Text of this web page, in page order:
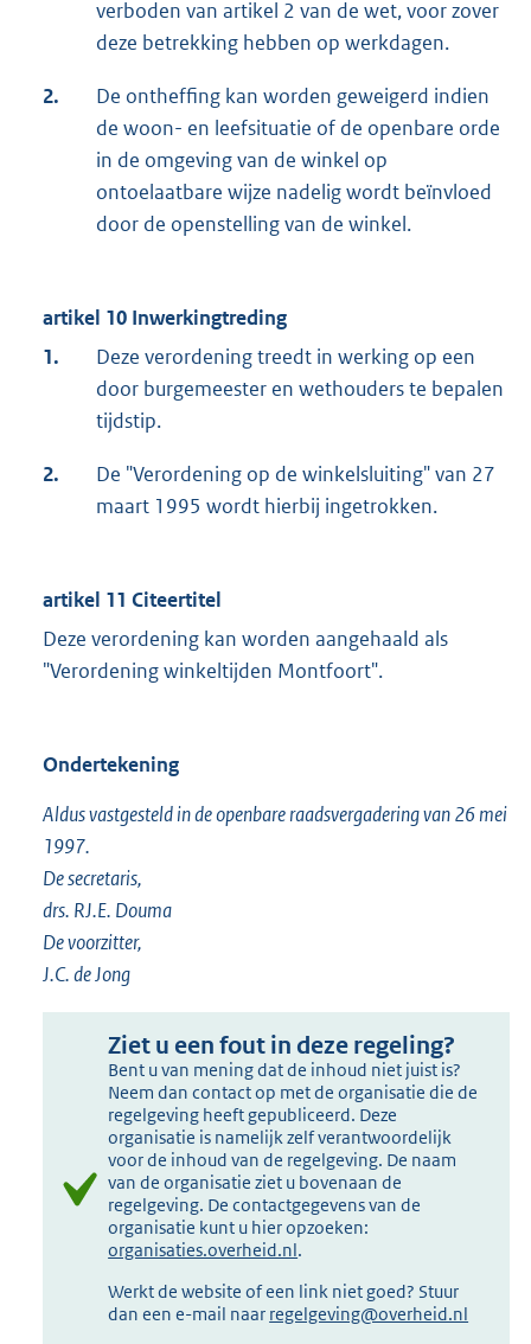
verboden van artikel 2 van de wet, voor zover
deze betrekking hebben op werkdagen.
2.
De ontheffing kan worden geweigerd indien
de woon- en leefsituatie of de openbare orde
in de omgeving van de winkel op
ontoelaatbare wijze nadelig wordt beïnvloed
door de openstelling van de winkel.
artikel 10 Inwerkingtreding
1.
Deze verordening treedt in werking op een
door burgemeester en wethouders te bepalen
tijdstip.
2.
De "Verordening op de winkelsluiting" van 27
maart 1995 wordt hierbij ingetrokken.
artikel 11 Citeertitel
Deze verordening kan worden aangehaald als
"Verordening winkeltijden Montfoort".
Ondertekening
Aldus vastgesteld in de openbare raadsvergadering van 26 mei
1997.
De secretaris,
drs. RJ.E. Douma
De voorzitter,
J.C. de Jong
Ziet u een fout in deze regeling?
Bent u van mening dat de inhoud niet juist is?
Neem dan contact op met de organisatie die de
regelgeving heeft gepubliceerd. Deze
organisatie is namelijk zelf verantwoordelijk
voor de inhoud van de regelgeving. De naam
van de organisatie ziet u bovenaan de
regelgeving. De contactgegevens van de
organisatie kunt u hier opzoeken:
organisaties.overheid.nl.
Werkt de website of een link niet goed? Stuur
dan een e-mail naar regelgeving@overheid.nl